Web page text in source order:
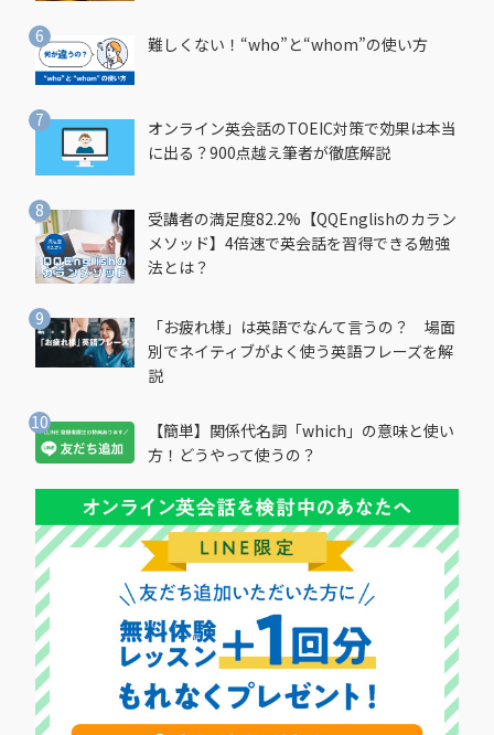
難しくない！“who”と“whom”の使い方
オンライン英会話のTOEIC対策で効果は本当
に出る？900点越え筆者が徹底解説
受講者の満足度82.2%【QQEnglishのカラン
メソッド】4倍速で英会話を習得できる勉強
法とは？
「お疲れ様」は英語でなんて言うの？ 場面
別でネイティブがよく使う英語フレーズを解
説
【簡単】関係代名詞「which」の意味と使い
方！どうやって使うの？